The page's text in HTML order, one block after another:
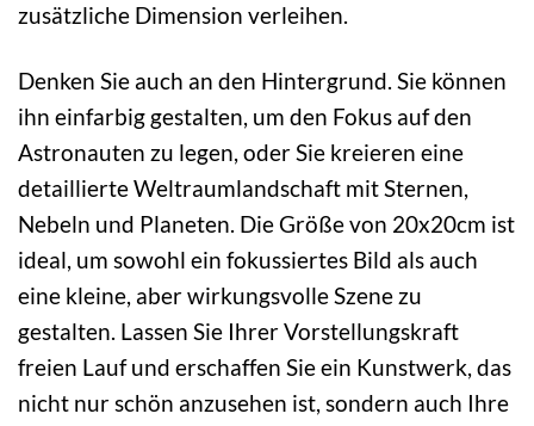
zusätzliche Dimension verleihen.
Denken Sie auch an den Hintergrund. Sie können
ihn einfarbig gestalten, um den Fokus auf den
Astronauten zu legen, oder Sie kreieren eine
detaillierte Weltraumlandschaft mit Sternen,
Nebeln und Planeten. Die Größe von 20x20cm ist
ideal, um sowohl ein fokussiertes Bild als auch
eine kleine, aber wirkungsvolle Szene zu
gestalten. Lassen Sie Ihrer Vorstellungskraft
freien Lauf und erschaffen Sie ein Kunstwerk, das
nicht nur schön anzusehen ist, sondern auch Ihre